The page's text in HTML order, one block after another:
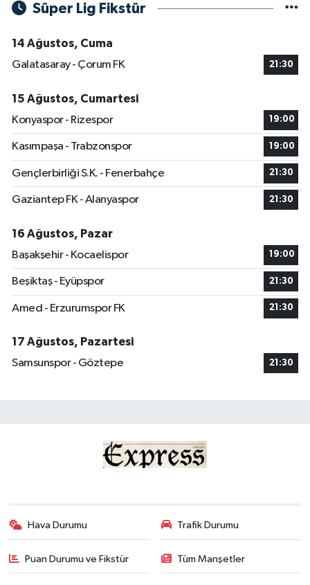
Süper Lig Fikstür
14 Ağustos, Cuma
Galatasaray - Çorum FK
21:30
15 Ağustos, Cumartesi
Konyaspor - Rizespor
19:00
Kasımpaşa - Trabzonspor 19:00
Gençlerbirliği S.K. - Fenerbahçe 21:30
Gaziantep FK - Alanyaspor 21:30
16 Ağustos, Pazar
Başakşehir - Kocaelispor
19:00
Beşiktaş - Eyüpspor 21:30
Amed - Erzurumspor FK 21:30
17 Ağustos, Pazartesi
Samsunspor - Göztepe
21:30
Hava Durumu Trafik Durumu
Puan Durumu ve Fikstür Tüm Manşetler